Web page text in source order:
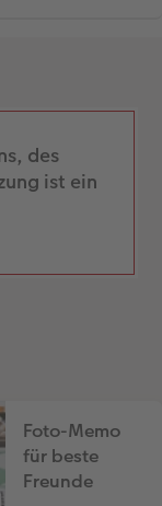
des
ist ein
Foto-Memo
für beste
Freunde